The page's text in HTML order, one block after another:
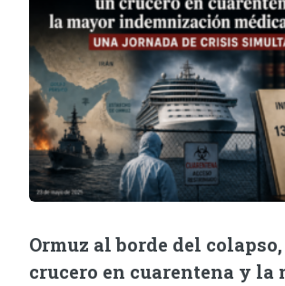
Ormuz al borde del
crucero en cuarentena y la